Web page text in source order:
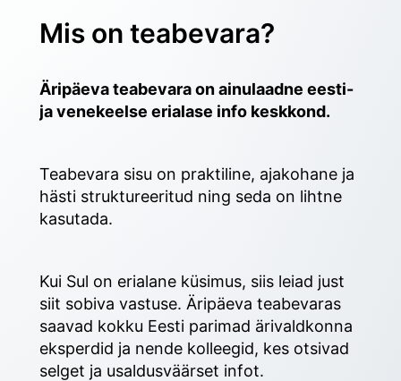
Mis on teabevara?
Äripäeva teabevara on ainulaadne eesti-
ja venekeelse erialase info keskkond.
Teabevara sisu on praktiline, ajakohane ja
hästi struktureeritud ning seda on lihtne
kasutada.
Kui Sul on erialane küsimus, siis leiad just
siit sobiva vastuse. Äripäeva teabevaras
saavad kokku Eesti parimad ärivaldkonna
eksperdid ja nende kolleegid, kes otsivad
selget ja usaldusväärset infot.